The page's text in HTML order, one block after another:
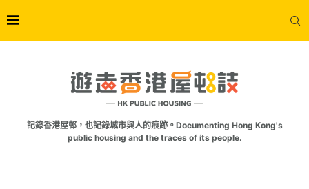
記錄香港屋邨，也記錄城市與人的痕跡。Documenting Hong Kong's
public housing and the traces of its people.